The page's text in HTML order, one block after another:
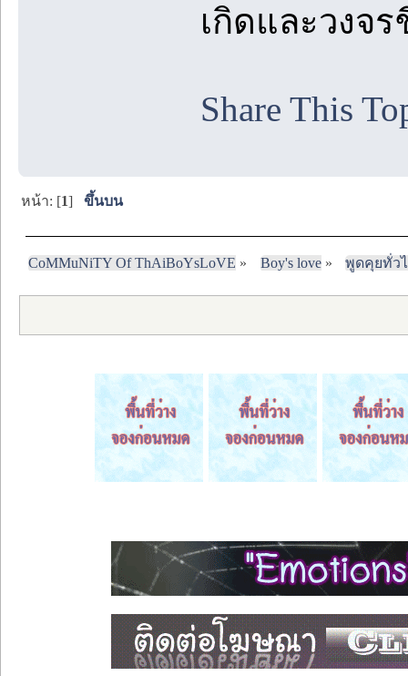
เกิดและวงจ
Share This
หน้า: [1]ขึ้นบน
CoMMuNiTY Of ThAiBoYsLoVE » Boy's love» พูดคุยทั่ว